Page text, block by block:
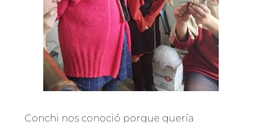
Conchi nos conoció porque quería